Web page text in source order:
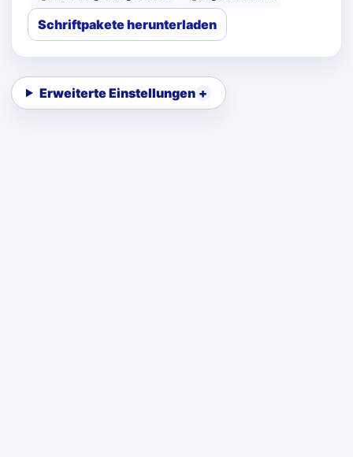
Schriftpakete herunterladen
Erweiterte Einstellungen